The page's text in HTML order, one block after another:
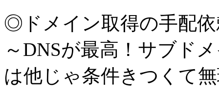
◎ドメイン取得の手配
～DNSが最高！サブド
は他じゃ条件きつくて